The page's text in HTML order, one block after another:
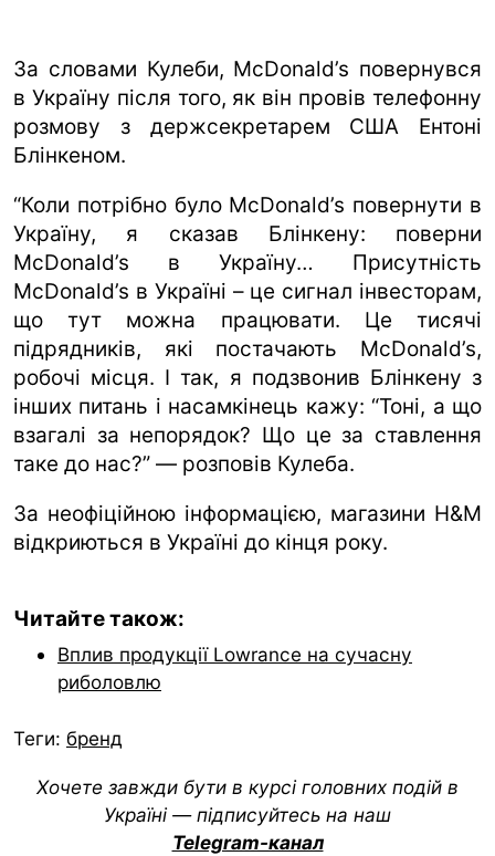
За словами Кулеби, McDonald’s повернувся
в Україну після того, як він провів телефонну
розмову з держсекретарем США Ентоні
Блінкеном.
“Коли потрібно було McDonald’s повернути в
Україну, я сказав Блінкену: поверни
McDonald’s в Україну… Присутність
McDonald’s в Україні – це сигнал інвесторам,
що тут можна працювати. Це тисячі
підрядників, які постачають McDonald’s,
робочі місця. І так, я подзвонив Блінкену з
інших питань і насамкінець кажу: “Тоні, а що
взагалі за непорядок? Що це за ставлення
таке до нас?” — розповів Кулеба.
За неофіційною інформацією, магазини H&M
відкриються в Україні до кінця року.
Читайте також:
Вплив продукції Lowrance на сучасну
риболовлю
Теги: бренд
Хочете завжди бути в курсі головних подій в
Україні — підписуйтесь на наш
Telegram-канал